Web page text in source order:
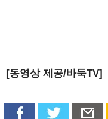
[동영상 제공/바둑TV]